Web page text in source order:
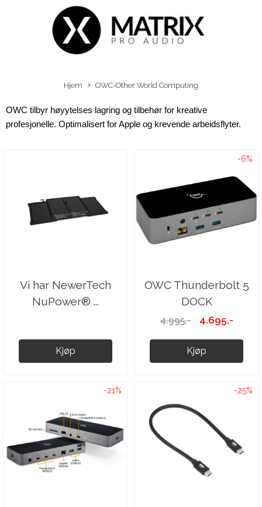
Hjem OWC-Other World Computing
OWC tilbyr høyytelses lagring og tilbehør for kreative
profesjonelle. Optimalisert for Apple og krevende arbeidsflyter.
Vi har NewerTech
NuPower® ...
Kjøp
-6%
OWC Thunderbolt 5
DOCK
4.995,- 4.695,-
Kjøp
-21% -25%